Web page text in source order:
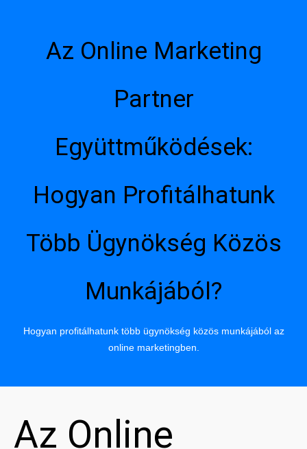
Az Online Marketing
Partner
Együttműködések:
Hogyan Profitálhatunk
Több Ügynökség Közös
Munkájából?
Hogyan profitálhatunk több ügynökség közös munkájából az
online marketingben.
Az Online